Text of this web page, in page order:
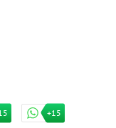
+15